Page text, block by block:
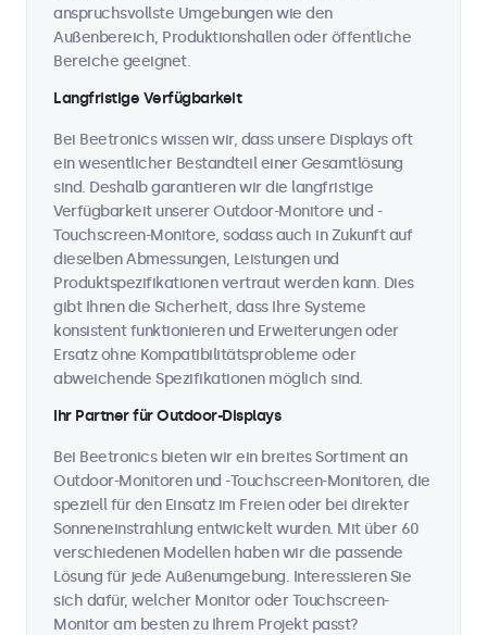
anspruchsvollste Umgebungen wie den
Außenbereich, Produktionshallen oder öffentliche
Bereiche geeignet.
Langfristige Verfügbarkeit
Bei Beetronics wissen wir, dass unsere Displays oft
ein wesentlicher Bestandteil einer Gesamtlösung
sind. Deshalb garantieren wir die langfristige
Verfügbarkeit unserer Outdoor-Monitore und -
Touchscreen-Monitore, sodass auch in Zukunft auf
dieselben Abmessungen, Leistungen und
Produktspezifikationen vertraut werden kann. Dies
gibt Ihnen die Sicherheit, dass Ihre Systeme
konsistent funktionieren und Erweiterungen oder
Ersatz ohne Kompatibilitätsprobleme oder
abweichende Spezifikationen möglich sind.
Ihr Partner für Outdoor-Displays
Bei Beetronics bieten wir ein breites Sortiment an
Outdoor-Monitoren und -Touchscreen-Monitoren, die
speziell für den Einsatz im Freien oder bei direkter
Sonneneinstrahlung entwickelt wurden. Mit über 60
verschiedenen Modellen haben wir die passende
Lösung für jede Außenumgebung. Interessieren Sie
sich dafür, welcher Monitor oder Touchscreen-
Monitor am besten zu Ihrem Projekt passt?